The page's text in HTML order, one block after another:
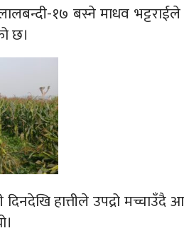
१७ बस्ने माधव
छ।
दिनदेखि हात्तीले उपद्रो